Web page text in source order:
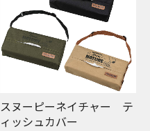
スヌーピーネイチャー テ
ィッシュカバー